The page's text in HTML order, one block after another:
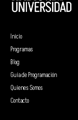
Inicio
Programas
Blog
Guía de Programación
Quienes Somos
Contacto